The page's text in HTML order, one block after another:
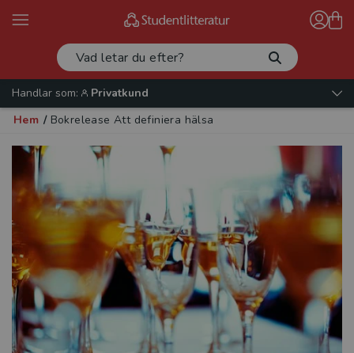
Handlar som:
Privatkund
Hem / Bokrelease Att definiera hälsa